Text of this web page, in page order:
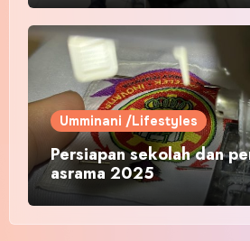
Umminani /Lifestyles
Persiapan sekolah dan
asrama 2025